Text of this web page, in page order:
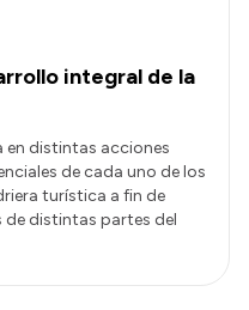
integral de la
en distintas acciones
de cada uno de los
turística a fin de
de distintas partes del